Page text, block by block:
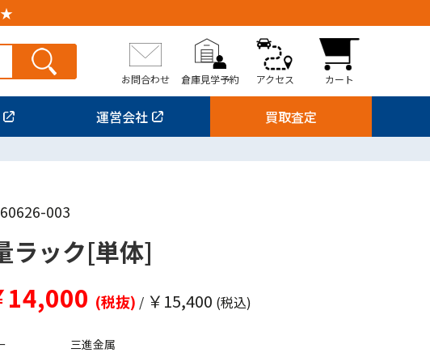
お問合わせ 倉庫見学予約 アクセス カート
運営会社 買取査定
003
ラック[単体]
14,000 (税抜) / ￥15,400 (税込)
三進金属